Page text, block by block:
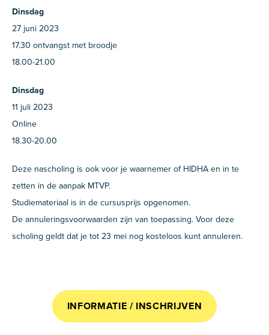
Dinsdag
27 juni 2023
17.30 ontvangst met broodje
18.00-21.00
Dinsdag
11 juli 2023
Online
18.30-20.00
Deze nascholing is ook voor je waarnemer of HIDHA en in te
zetten in de aanpak MTVP.
Studiemateriaal is in de cursusprijs opgenomen.
De annuleringsvoorwaarden zijn van toepassing. Voor deze
scholing geldt dat je tot 23 mei nog kosteloos kunt annuleren.
INFORMATIE / INSCHRIJVEN